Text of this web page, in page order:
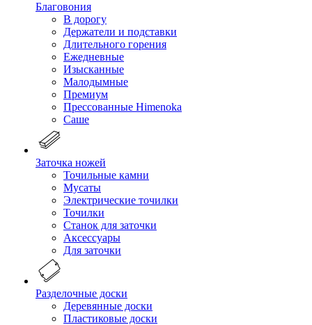
Благовония
В дорогу
Держатели и подставки
Длительного горения
Ежедневные
Изысканные
Малодымные
Премиум
Прессованные Himenoka
Саше
Заточка ножей
Точильные камни
Мусаты
Электрические точилки
Точилки
Станок для заточки
Аксессуары
Для заточки
Разделочные доски
Деревянные доски
Пластиковые доски